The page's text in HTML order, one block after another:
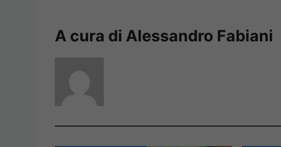
A cura di Alessandro Fabiani